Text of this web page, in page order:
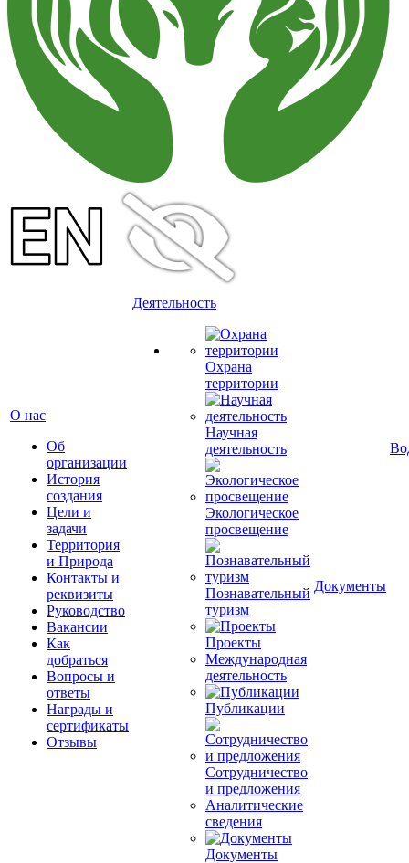
О нас
Об
организации
История
создания
Цели и
задачи
Территория
и Природа
Контакты и
реквизиты
Руководство
Вакансии
Как
добраться
Вопросы и
ответы
Награды и
сертификаты
Отзывы
Деятельность
Охрана
территории
Научная
деятельность
Экологическое
просвещение
Познавательный
туризм
Проекты
Международная
деятельность
Публикации
Сотрудничество
и предложения
Аналитические
сведения
Документы
Документы